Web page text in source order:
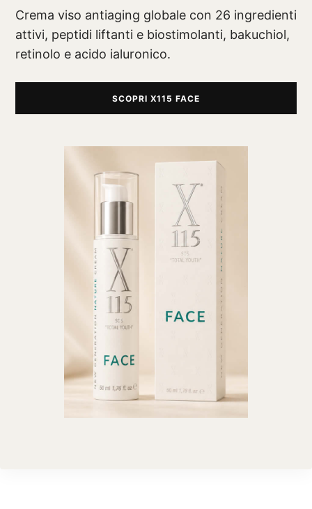
Crema viso antiaging globale con 26 ingredienti
attivi, peptidi liftanti e biostimolanti, bakuchiol,
retinolo e acido ialuronico.
SCOPRI X115 FACE